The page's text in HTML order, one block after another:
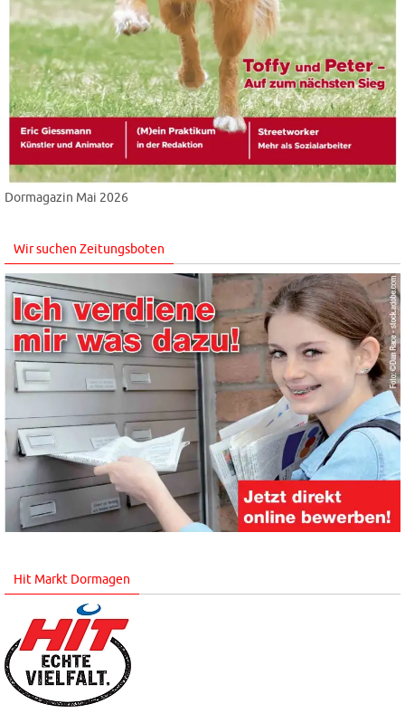
Dormagazin Mai 2026
Wir suchen Zeitungsboten
Hit Markt Dormagen